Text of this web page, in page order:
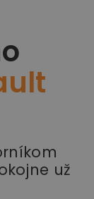
už